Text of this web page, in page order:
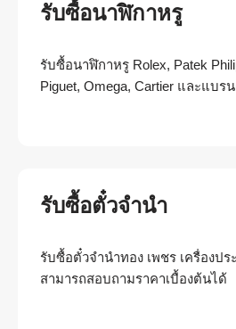
รับซื้อนาฬิกาหรู
รับซื้อนาฬิกาหรู Rolex, Patek
Piguet, Omega, Cartier และแบร
รับซื้อตั๋วจำนำ
รับซื้อตั๋วจำนำทอง เพชร เครื่องป
สามารถสอบถามราคาเบื้องต้นได้